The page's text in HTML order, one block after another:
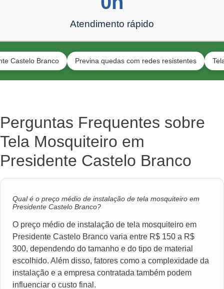
Atendimento rápido
Branco Previna quedas com redes resistentes Tela
Perguntas Frequentes sobre
Tela Mosquiteiro em
Presidente Castelo Branco
Qual é o preço médio de instalação de tela mosquiteiro em
Presidente Castelo Branco?
O preço médio de instalação de tela mosquiteiro em
Presidente Castelo Branco varia entre R$ 150 a R$
300, dependendo do tamanho e do tipo de material
escolhido. Além disso, fatores como a complexidade da
instalação e a empresa contratada também podem
influenciar o custo final.